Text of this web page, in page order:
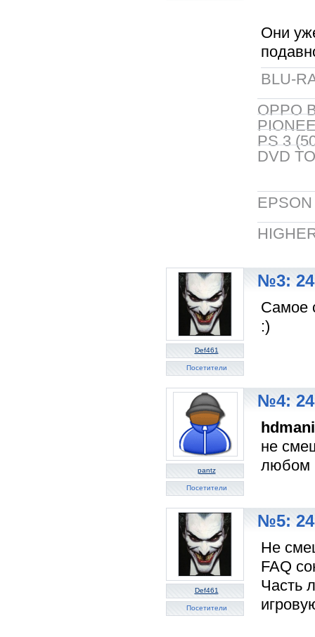
Они
BLU-
OPPO
PS 3
DVD
Def461
Посетители
№3: 24
Самое
:)
pantz
Посетители
№4: 24
не
любом
Def461
Посетители
№5: 24
Не
FAQ
Часть